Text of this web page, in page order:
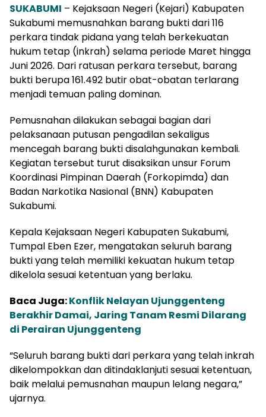
SUKABUMI – Kejaksaan Negeri (Kejari) Kabupaten
Sukabumi memusnahkan barang bukti dari 116
perkara tindak pidana yang telah berkekuatan
hukum tetap (inkrah) selama periode Maret hingga
Juni 2026. Dari ratusan perkara tersebut, barang
bukti berupa 161.492 butir obat-obatan terlarang
menjadi temuan paling dominan.
Pemusnahan dilakukan sebagai bagian dari
pelaksanaan putusan pengadilan sekaligus
mencegah barang bukti disalahgunakan kembali.
Kegiatan tersebut turut disaksikan unsur Forum
Koordinasi Pimpinan Daerah (Forkopimda) dan
Badan Narkotika Nasional (BNN) Kabupaten
Sukabumi.
Kepala Kejaksaan Negeri Kabupaten Sukabumi,
Tumpal Eben Ezer, mengatakan seluruh barang
bukti yang telah memiliki kekuatan hukum tetap
dikelola sesuai ketentuan yang berlaku.
Baca Juga:Konflik Nelayan Ujunggenteng
Berakhir Damai, Jaring Tanam Resmi Dilarang
di Perairan Ujunggenteng
“Seluruh barang bukti dari perkara yang telah inkrah
dikelompokkan dan ditindaklanjuti sesuai ketentuan,
baik melalui pemusnahan maupun lelang negara,”
ujarnya.